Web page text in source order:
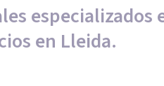
especializados
en Lleida.